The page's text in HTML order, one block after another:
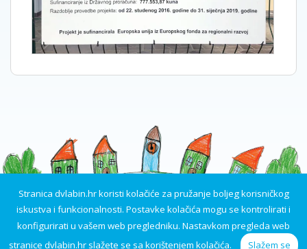
Stranica dvlabin.hr koristi kolačiće za pružanje boljeg korisničkog
iskustva i funkcionalnosti. Postavke kolačića mogu se kontrolirati i
konfigurirati u vašem web pregledniku. Nastavkom pregleda web
stranice dvlabin.hr slažete se sa korištenjem kolačića.
Slažem se